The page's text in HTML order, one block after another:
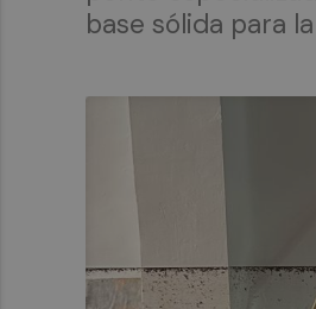
base sólida para